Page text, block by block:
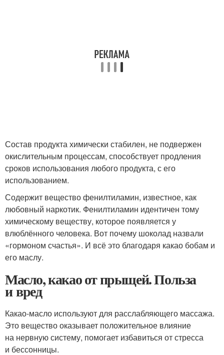
Состав продукта химически стабилен, не подвержен
окислительным процессам, способствует продления
сроков использования любого продукта, с его
использованием.
Содержит вещество фенилтиламин, известное, как
любовный наркотик. Фенилтиламин идентичен тому
химическому веществу, которое появляется у
влюблённого человека. Вот почему шоколад назвали
«гормоном счастья». И всё это благодаря какао бобам и
его маслу.
Масло, какао от прыщей. Польза
и вред
Какао-масло используют для расслабляющего массажа.
Это вещество оказывает положительное влияние
на нервную систему, помогает избавиться от стресса
и бессонницы.